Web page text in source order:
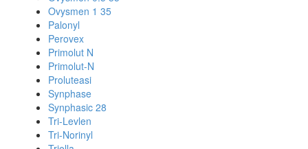
Ovysmen 1 35
Palonyl
Perovex
Primolut N
Primolut-N
Proluteasi
Synphase
Synphasic 28
Tri-Levlen
Tri-Norinyl